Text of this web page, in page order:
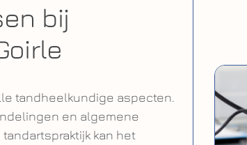
bij
tandheelkundige aspecten.
en algemene
kan het